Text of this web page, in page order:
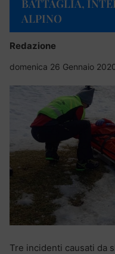
BATTAGLIA,
ALPINO
Redazione
domenica 26 Gennaio
Tre incidenti causati da